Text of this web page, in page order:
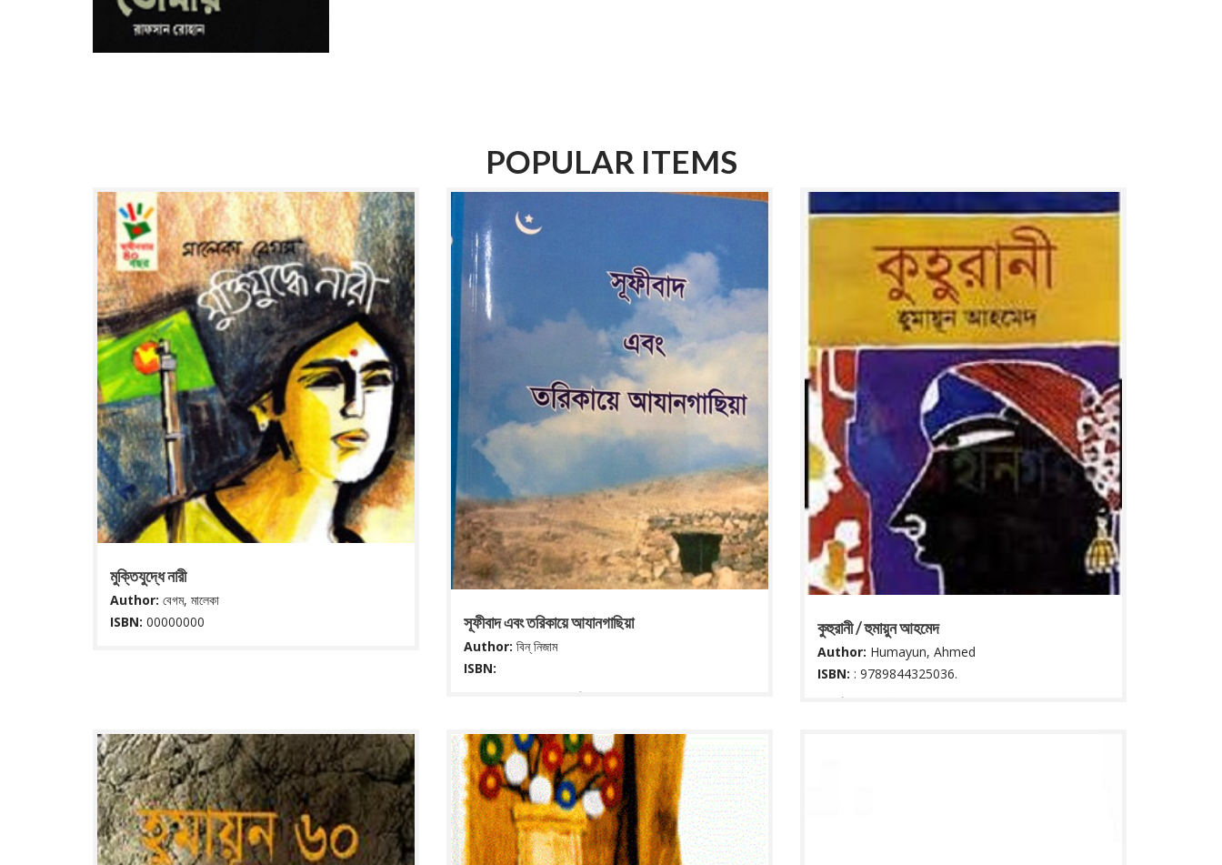
POPULAR ITEMS
মুক্তিযুদ্ধে নারী
Author: বেগম, মালেকা
ISBN: 00000000
সূফীবাদ এবং তরিকায়ে আযানগাছিয়া
Author: বিন্ নিজাম
ISBN:
Publisher: ঢাকা : হাক্কানী আঞ্জুমান , ২০১৬ Description: ২১৫
classification: 297.4
Read More
কুহুরানী / হুমায়ুন আহমেদ
Author: Humayun, Ahmed
ISBN: : 9789844325036.
৯৪ পৃষ্ঠা : ২২ সে মি